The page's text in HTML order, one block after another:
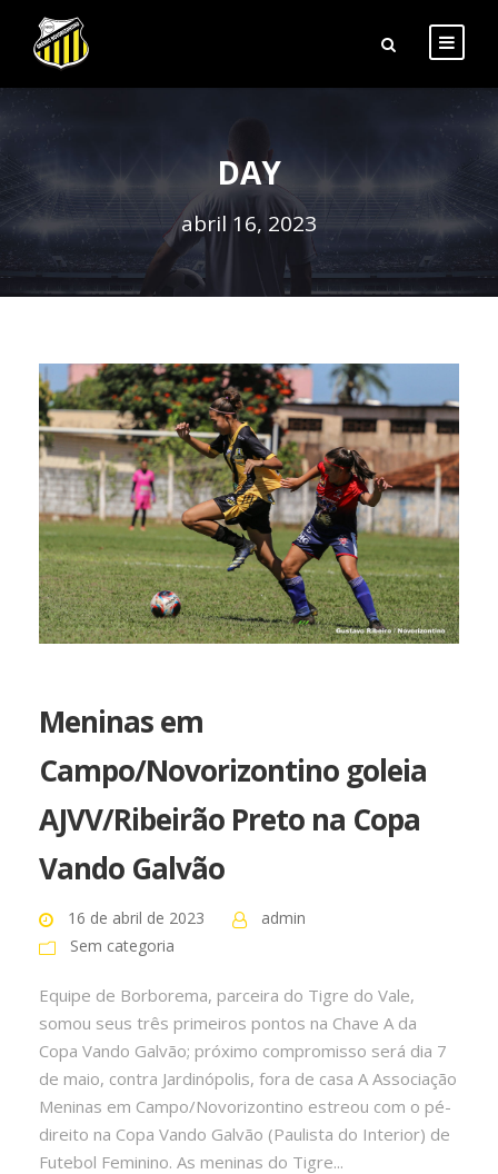
DAY
abril 16, 2023
Meninas em
Campo/Novorizontino goleia
AJVV/Ribeirão Preto na Copa
Vando Galvão
16 de abril de 2023
admin
Sem categoria
Equipe de Borborema, parceira do Tigre do Vale,
somou seus três primeiros pontos na Chave A da
Copa Vando Galvão; próximo compromisso será dia 7
de maio, contra Jardinópolis, fora de casa A Associação
Meninas em Campo/Novorizontino estreou com o pé-
direito na Copa Vando Galvão (Paulista do Interior) de
Futebol Feminino. As meninas do Tigre...